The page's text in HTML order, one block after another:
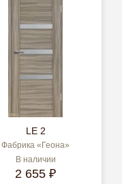
LE 2
Фабрика «Геона»
В наличии
2 655 ₽